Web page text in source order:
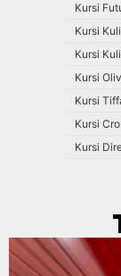
Kursi
Kursi
Kursi
Kursi
Kursi
Kursi
Kursi